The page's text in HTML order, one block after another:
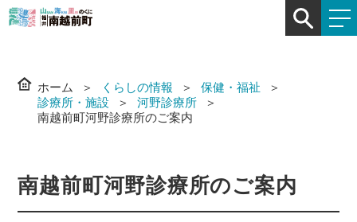
ホーム くらしの情報
保健・福祉
診療所・施設
河野診療所
南越前町河野診療所のご案内
南越前町河野診療所のご案内